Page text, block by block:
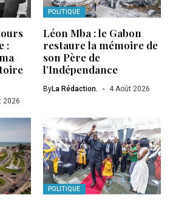
:
2026
POLITIQUE
Léon Mba : le Gabon
restaure la mémoire de
son Père de
l’Indépendance
ByLa Rédaction. 4 Août 2026
POLITIQUE